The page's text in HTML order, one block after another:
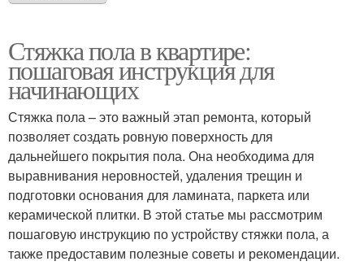
Стяжка пола в квартире:
пошаговая инструкция для
начинающих
Стяжка пола – это важный этап ремонта, который
позволяет создать ровную поверхность для
дальнейшего покрытия пола. Она необходима для
выравнивания неровностей, удаления трещин и
подготовки основания для ламината, паркета или
керамической плитки. В этой статье мы рассмотрим
пошаговую инструкцию по устройству стяжки пола, а
также предоставим полезные советы и рекомендации.